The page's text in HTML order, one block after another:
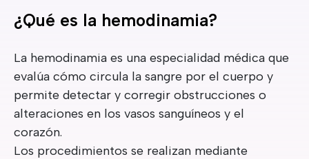
¿Qué es la hemodinamia?
La hemodinamia es una especialidad médica que
evalúa cómo circula la sangre por el cuerpo y
permite detectar y corregir obstrucciones o
alteraciones en los vasos sanguíneos y el
corazón.
Los procedimientos se realizan mediante